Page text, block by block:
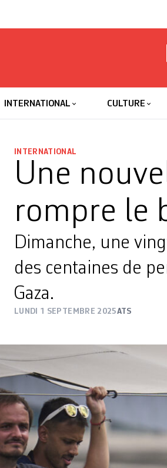
INTERNATIONAL CULTURE
INTERNATIONAL
Une
rompre le
Dimanche, une
des centaines de
Gaza.
LUNDI 1 SEPTEMBRE 2025ATS